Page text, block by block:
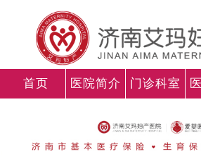
首页 医院简介 门诊科室